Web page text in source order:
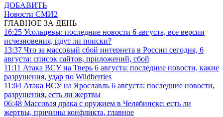
ДОБАВИТЬ
Новости СМИ2
ГЛАВНОЕ ЗА ДЕНЬ
16:25 Усольцевы: последние новости 6 августа, все версии
исчезновения, идут ли поиски?
13:37 Что за массовый сбой интернета в России сегодня, 6
августа: список сайтов, приложений, сбой
11:11 Атака ВСУ на Тверь 6 августа: последние новости, какие
разрушения, удар по Wildberries
11:04 Атака ВСУ на Ярославль 6 августа: последние новости,
разрушения, есть ли жертвы
06:48 Массовая драка с оружием в Челябинске: есть ли
жертвы, причины конфликта, главное